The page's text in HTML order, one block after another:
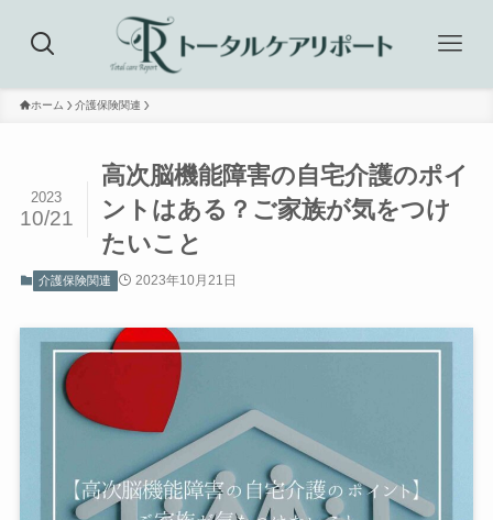
ホーム 介護保険関連
高次脳機能障害の自宅介護のポイ
ントはある？ご家族が気をつけ
たいこと
2023
10/21
介護保険関連 2023年10月21日